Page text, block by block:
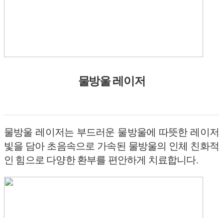
물방울 레이저
물방울 레이저는 부드러운 물방울에 따뜻한 레이저
빛을 담아 초음속으로 가속된 물방울의 인체 친화적
인 힘으로 다양한 환부를 편안하게 치료합니다.